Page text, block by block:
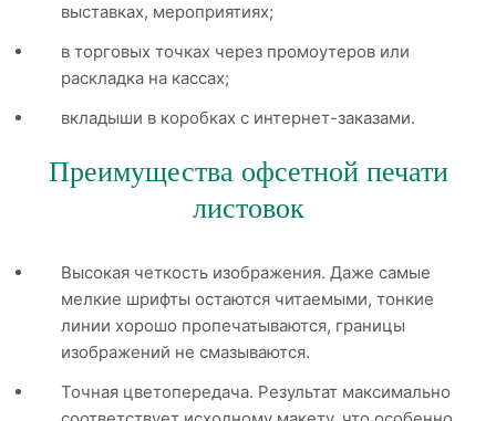
выставках, мероприятиях;
в торговых точках через промоутеров или
раскладка на кассах;
вкладыши в коробках с интернет-заказами.
Преимущества офсетной печати
листовок
Высокая четкость изображения. Даже самые
мелкие шрифты остаются читаемыми, тонкие
линии хорошо пропечатываются, границы
изображений не смазываются.
Точная цветопередача. Результат максимально